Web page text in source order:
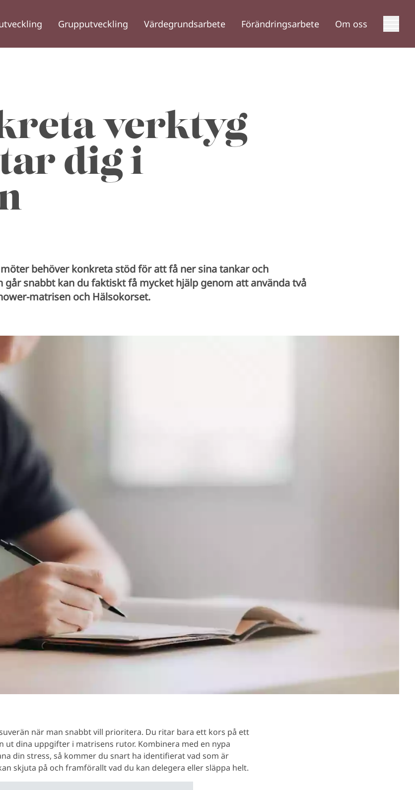
Grupputveckling Värdegrundsarbete Förändringsarbete Om oss
verktyg
dig i
behöver konkreta stöd för att få ner sina tankar och
går snabbt kan du faktiskt få mycket hjälp genom att använda två
matrisen och Hälsokorset.
när man snabbt vill prioritera. Du ritar bara ett kors på ett
ut dina uppgifter i matrisens rutor. Kombinera med en nypa
din stress, så kommer du snart ha identifierat vad som är
skjuta på och framförallt vad du kan delegera eller släppa helt.